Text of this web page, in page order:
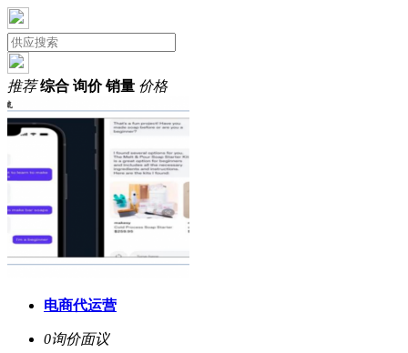
推荐 综合 询价 销量 价格
电商代运营
0询价面议